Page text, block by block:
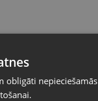
valodā